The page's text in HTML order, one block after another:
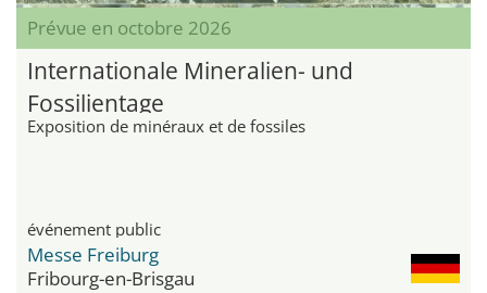
Prévue en octobre 2026
Internationale Mineralien- und
Fossilientage
Exposition de minéraux et de fossiles
événement public
Messe Freiburg
Fribourg-en-Brisgau